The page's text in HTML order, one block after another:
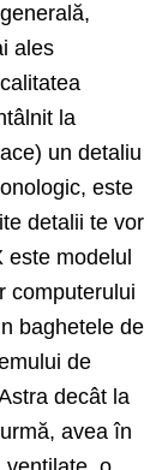
ales
la
un detaliu
este
detalii te vor
modelul
computerului
baghetele de
de
decât la
avea în